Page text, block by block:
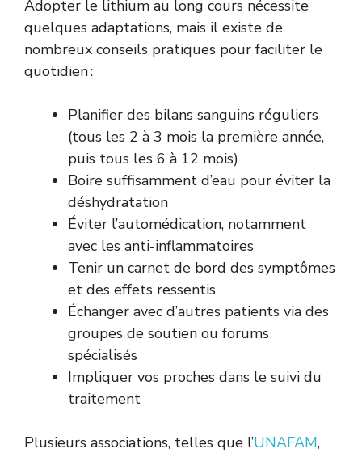
Adopter le lithium au long cours nécessite
quelques adaptations, mais il existe de
nombreux conseils pratiques pour faciliter le
quotidien :
Planifier des bilans sanguins réguliers
(tous les 2 à 3 mois la première année,
puis tous les 6 à 12 mois)
Boire suffisamment d’eau pour éviter la
déshydratation
Éviter l’automédication, notamment
avec les anti-inflammatoires
Tenir un carnet de bord des symptômes
et des effets ressentis
Échanger avec d’autres patients via des
groupes de soutien ou forums
spécialisés
Impliquer vos proches dans le suivi du
traitement
Plusieurs associations, telles que l’UNAFAM,